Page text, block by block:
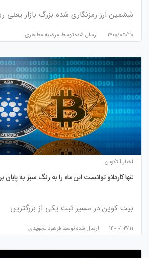
ششمین ارز رمزنگاری شده بزرگ بازار یعنی
۱۴۰۰/۰۵/۲۰ ارسال شده توسط مرضیه مظاهری
اخبار آلتکوین
تنها کاردانو توانست این ماه را به رنگ سبز به پایان
بیت کوین در مسیر ثبت یکی از بزرگترین…
۱۴۰۰/۰۳/۱۱ ارسال شده توسط فرهود تجویدی